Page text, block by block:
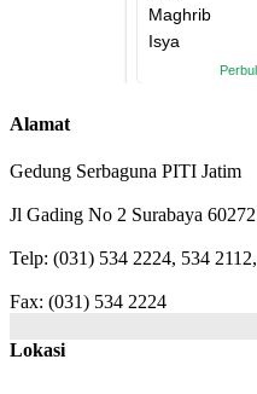
Alamat
Gedung Serbaguna PITI Jatim
Jl Gading No 2 Surabaya 60272
Telp: (031) 534 2224, 534 2112,
Fax: (031) 534 2224
Lokasi